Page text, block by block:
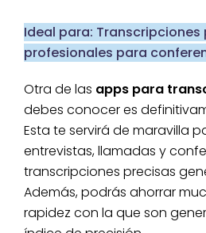
Ideal para: Transcripciones
profesionales para
Otra de las apps para
debes conocer es
Esta te servirá de maravilla
entrevistas, llamadas y
transcripciones precisas
Además, podrás ahorrar
rapidez con la que son